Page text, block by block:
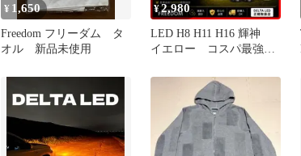
¥ 1,650
Freedom フリーダム タ
オル 新品未使用
¥2,980
LED H8 H11 H16 輝神
イエロー コスパ最強